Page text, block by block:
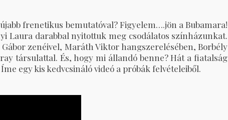
frenetikus bemutatóval? Figyelem….jön a Bubamara!
Laura darabbal nyitottuk meg csodálatos színházunkat.
zenéivel, Maráth Viktor hangszerelésében, Borbély
társulattal. És, hogy mi állandó benne? Hát a fiatalság
egy kis kedvcsináló videó a próbák felvételeiből.